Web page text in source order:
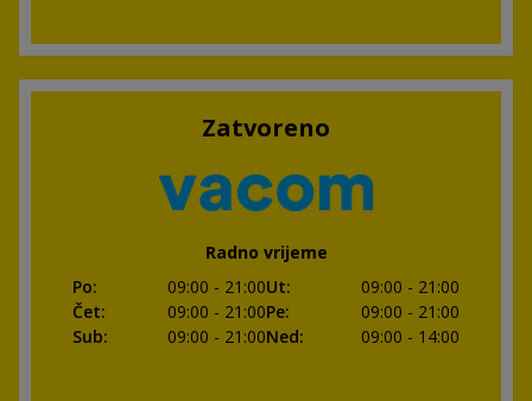
Zatvoreno
Radno vrijeme
Po: 09:00 - 21:00Ut: 09:00 - 21:00
Čet: 09:00 - 21:00Pe: 09:00 - 21:00
Sub: 09:00 - 21:00Ned: 09:00 - 14:00